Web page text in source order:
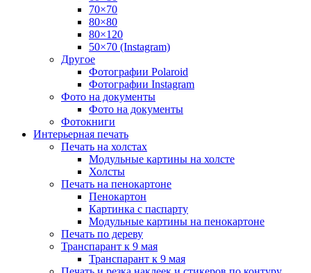
70×70
80×80
80×120
50×70 (Instagram)
Другое
Фотографии Polaroid
Фотографии Instagram
Фото на документы
Фото на документы
Фотокниги
Интерьерная печать
Печать на холстах
Модульные картины на холсте
Холсты
Печать на пенокартоне
Пенокартон
Картинка с паспарту
Модульные картины на пенокартоне
Печать по дереву
Транспарант к 9 мая
Транспарант к 9 мая